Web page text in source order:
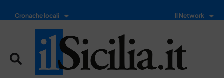
Cronache locali Il Network